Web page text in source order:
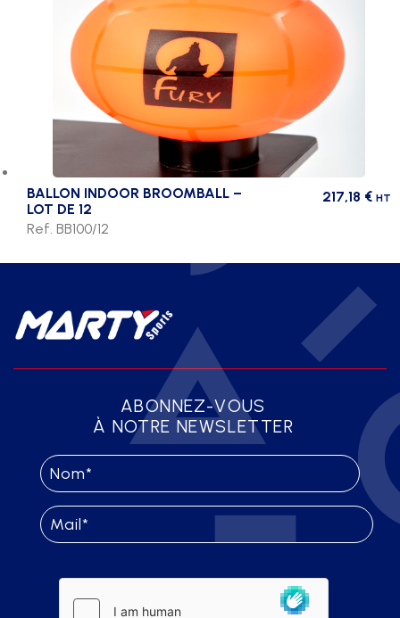
BALLON INDOOR BROOMBALL –
LOT DE 12
217,18 € HT
Ref. BB100/12
ABONNEZ-VOUS
À NOTRE NEWSLETTER